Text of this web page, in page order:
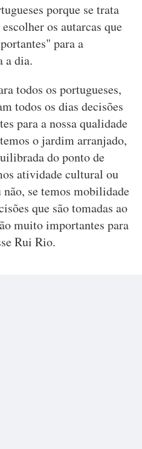
porque se trata
os autarcas que
para a
a dia.
todos os portugueses,
todos os dias decisões
para a nossa qualidade
o jardim arranjado,
do ponto de
atividade cultural ou
se temos mobilidade
que são tomadas ao
muito importantes para
Rui Rio.